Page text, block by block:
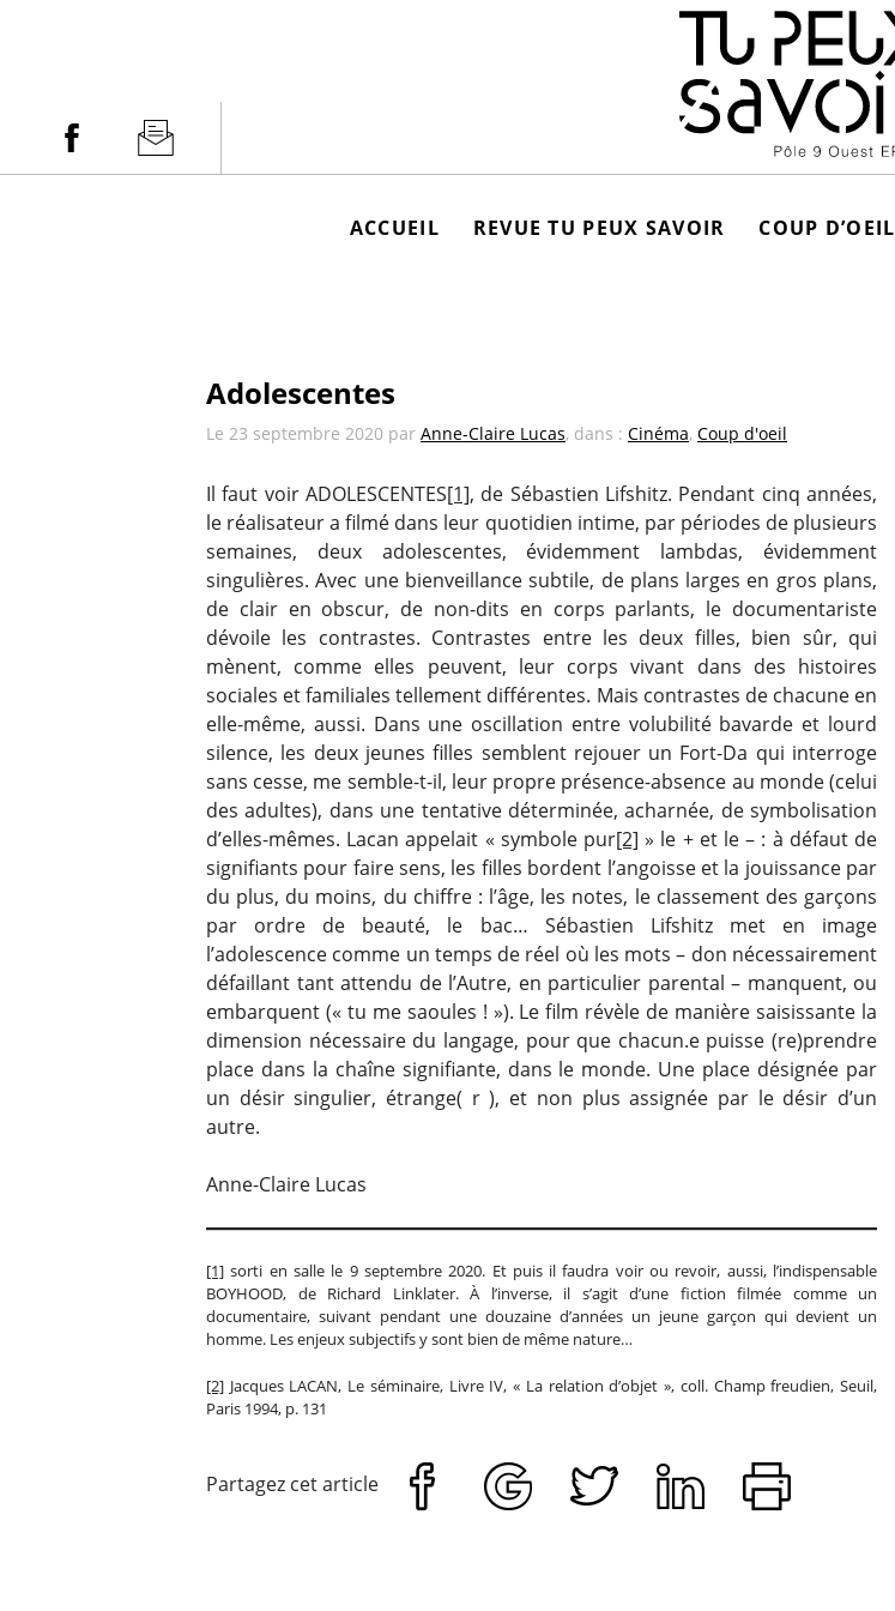
Facebook Newsletter
ACCUEIL REVUE TU PEUX SAVOIR COUP D’OEIL
Adolescentes
Le 23 septembre 2020 par Anne-Claire Lucas, dans : Cinéma, Coup d'oeil
Il faut voir ADOLESCENTES[1], de Sébastien Lifshitz. Pendant cinq années,
le réalisateur a filmé dans leur quotidien intime, par périodes de plusieurs
semaines, deux adolescentes, évidemment lambdas, évidemment
singulières. Avec une bienveillance subtile, de plans larges en gros plans,
de clair en obscur, de non-dits en corps parlants, le documentariste
dévoile les contrastes. Contrastes entre les deux filles, bien sûr, qui
mènent, comme elles peuvent, leur corps vivant dans des histoires
sociales et familiales tellement différentes. Mais contrastes de chacune en
elle-même, aussi. Dans une oscillation entre volubilité bavarde et lourd
silence, les deux jeunes filles semblent rejouer un Fort-Da qui interroge
sans cesse, me semble-t-il, leur propre présence-absence au monde (celui
des adultes), dans une tentative déterminée, acharnée, de symbolisation
d’elles-mêmes. Lacan appelait « symbole pur[2] » le + et le – : à défaut de
signifiants pour faire sens, les filles bordent l’angoisse et la jouissance par
du plus, du moins, du chiffre : l’âge, les notes, le classement des garçons
par ordre de beauté, le bac… Sébastien Lifshitz met en image
l’adolescence comme un temps de réel où les mots – don nécessairement
défaillant tant attendu de l’Autre, en particulier parental – manquent, ou
embarquent (« tu me saoules ! »). Le film révèle de manière saisissante la
dimension nécessaire du langage, pour que chacun.e puisse (re)prendre
place dans la chaîne signifiante, dans le monde. Une place désignée par
un désir singulier, étrange( r ), et non plus assignée par le désir d’un
autre.
Anne-Claire Lucas
[1] sorti en salle le 9 septembre 2020. Et puis il faudra voir ou revoir, aussi, l’indispensable
BOYHOOD, de Richard Linklater. À l’inverse, il s’agit d’une fiction filmée comme un
documentaire, suivant pendant une douzaine d’années un jeune garçon qui devient un
homme. Les enjeux subjectifs y sont bien de même nature…
[2] Jacques LACAN, Le séminaire, Livre IV, « La relation d’objet », coll. Champ freudien, Seuil,
Paris 1994, p. 131
Partagez cet article